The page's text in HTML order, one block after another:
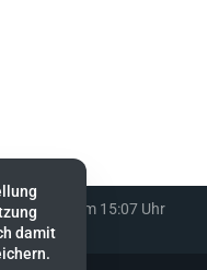
damit
2024 um 15:07 Uhr